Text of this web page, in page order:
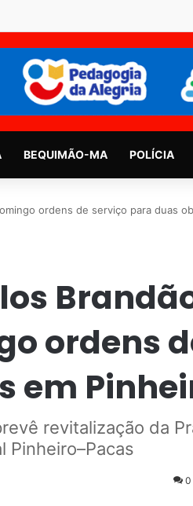
BEQUIMÃO-MA POLÍCIA
ordens de serviço para duas
ordens
em
revitalização da
Pinheiro–Pacas
0